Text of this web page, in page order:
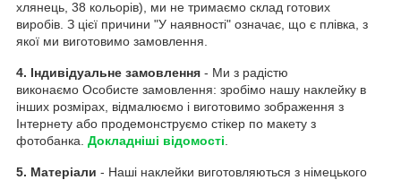
хлянець, 38 кольорів), ми не тримаємо склад готових
виробів. З цієї причини "У наявності" означає, що є плівка, з
якої ми виготовимо замовлення.
4. Індивідуальне замовлення - Ми з радістю
виконаємо Особисте замовлення: зробімо нашу наклейку в
інших розмірах, відмалюємо і виготовимо зображення з
Інтернету або продемонструємо стікер по макету з
фотобанка. Докладніші відомості
5. Матеріали - Наші наклейки виготовляються з німецького